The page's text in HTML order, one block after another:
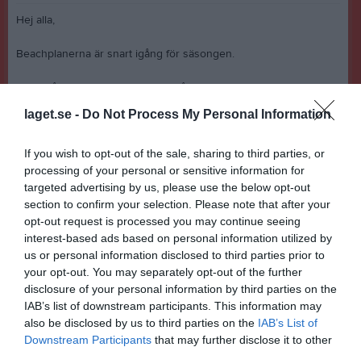
laget.se - Do Not Process My Personal Information
If you wish to opt-out of the sale, sharing to third parties, or
processing of your personal or sensitive information for
targeted advertising by us, please use the below opt-out
section to confirm your selection. Please note that after your
opt-out request is processed you may continue seeing
interest-based ads based on personal information utilized by
us or personal information disclosed to third parties prior to
your opt-out. You may separately opt-out of the further
disclosure of your personal information by third parties on the
IAB’s list of downstream participants. This information may
also be disclosed by us to third parties on the IAB’s List of
Downstream Participants that may further disclose it to other
Hej alla,
Beachplanerna är snart igång för säsongen.
Vi har fått en möjlighet att boka på plantider innan de öppnas
beachplaner framöver - ni kan självklart återkomma senare än
svarsdatum och då kan vi tyvärr inte garantera att vi ges prioritet.
Detta gäller för bokningar av beachplaner:
* endast heltimmar kan bokas och minsta bokning är 1 timme
* 2 beachplaner finns - vid bokning ange 1 eller 2 planer
* planerna ligger ute i Hemmesta, bakom Värmdövallen
* bokningskostnaden går på lagkassan när fakturor kommer från
kommunen
* 1 timme kostar 35 kr per beachplan; 2 timmar kostar 70 kr per
beachplan osv.